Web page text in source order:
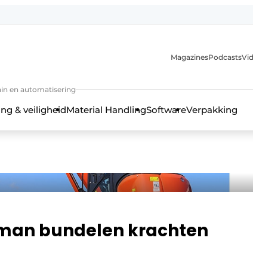
en automatisering
MagazinesPodcasts
& veiligheidMaterial HandlingSoftwareVerpakking
bundelen krachten